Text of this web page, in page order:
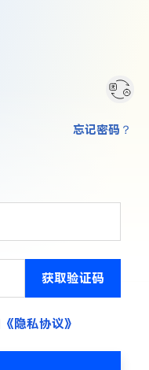
获取验证码
《隐私协议》
忘记密码？